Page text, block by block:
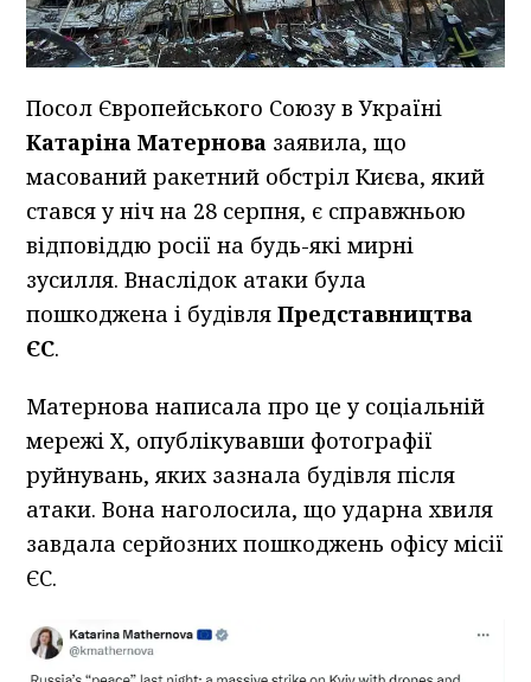
Посол Європейського Союзу в Україні
Катаріна Матернова заявила, що
масований ракетний обстріл Києва, який
стався у ніч на 28 серпня, є справжньою
відповіддю росії на будь-які мирні
зусилля. Внаслідок атаки була
пошкоджена і будівляПредставництва
ЄС.
Матернова написала про це у соціальній
мережі Х, опублікувавши фотографії
руйнувань, яких зазнала будівля після
атаки. Вона наголосила, що ударна хвиля
завдала серйозних пошкоджень офісу місії
ЄС.